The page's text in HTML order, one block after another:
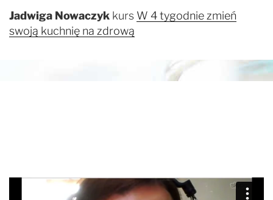
Jadwiga Nowaczyk kurs W 4 tygodnie zmień
swoją kuchnię na zdrową